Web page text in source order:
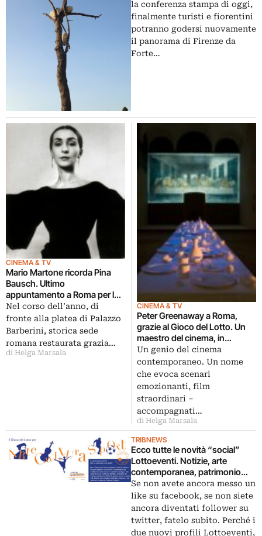
del Gioco del Lotto
la conferenza stampa di oggi,
finalmente turisti e fiorentini
potranno godersi nuovamente
il panorama di Firenze da
Forte…
CINEMA & TV
Mario Martone ricorda Pina
Bausch. Ultimo
appuntamento a Roma per la
rassegna “Il Gioco serio
dell’arte”, promossa dal Gioco
del Lotto
Nel corso dell’anno, di
fronte alla platea di Palazzo
Barberini, storica sede
romana restaurata grazia…
di Helga Marsala
CINEMA & TV
Peter Greenaway a Roma,
grazie al Gioco del Lotto. Un
maestro del cinema, in
conversazione con Massimo
Finazzer Flory: quale rapporto
tra tecnologia digitale e
pittura? Viaggio nella visione,
a Palazzo Barberini
Un genio del cinema
contemporaneo. Un nome
che evoca scenari
emozionanti, film
straordinari –
accompagnati…
di Helga Marsala
TRIBNEWS
Ecco tutte le novità “social”
Lottoeventi. Notizie, arte
contemporanea, patrimonio
culturale e molto altro: è ora di
mettere un like…
Se non avete ancora messo un
like su facebook, se non siete
ancora diventati follower su
twitter, fatelo subito. Perché i
due nuovi profili Lottoeventi,